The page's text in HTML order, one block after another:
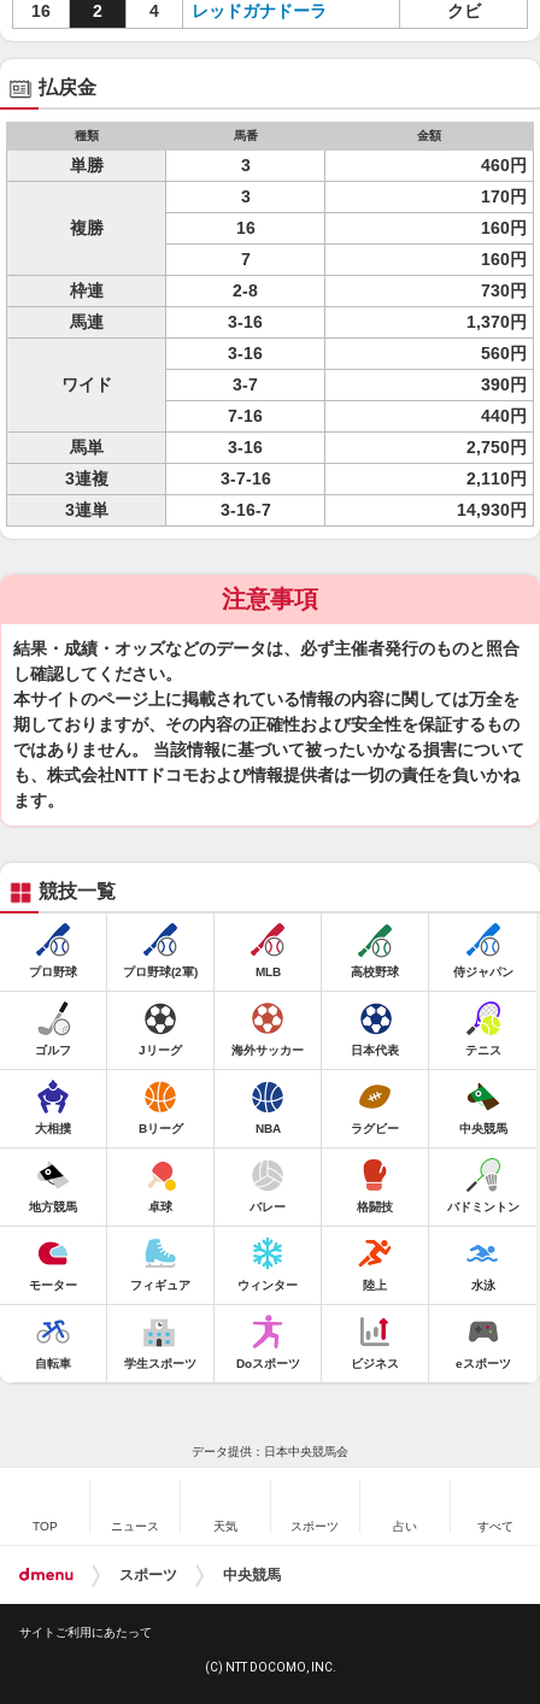
16
2 4 レッドガナドーラ クビ
払戻金
種類 馬番 金額
単勝 3 460円
複勝
3
170円
16
160円
7
160円
枠連
2-8
730円
馬連
3-16 1,370円
ワイド
3-16
560円
3-7
390円
7-16
440円
馬単
3-16
2,750円
3連複
3-7-16
2,110円
3連単
3-16-7 14,930円
注意事項
結果・成績・オッズなどのデータは、必ず主催者発行のものと照合
し確認してください。
本サイトのページ上に掲載されている情報の内容に関しては万全を
期しておりますが、その内容の正確性および安全性を保証するもの
ではありません。 当該情報に基づいて被ったいかなる損害について
も、株式会社NTTドコモおよび情報提供者は一切の責任を負いかね
ます。
競技一覧
プロ野球 プロ野球(2軍) MLB 高校野球 侍ジャパン
ゴルフ Jリーグ 海外サッカー 日本代表 テニス
大相撲 Bリーグ NBA ラグビー 中央競馬
地方競馬 卓球 バレー 格闘技 バドミントン
モーター フィギュア ウィンター 陸上 水泳
自転車 学生スポーツ Doスポーツ ビジネス eスポーツ
データ提供：日本中央競馬会
TOP ニュース 天気 スポーツ 占い すべて
スポーツ 中央競馬
サイトご利用にあたって
(C) NTT DOCOMO, INC.